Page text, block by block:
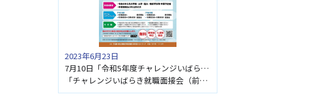
2023年6月23日
7月10日「令和5年度チャレンジいばらき就職面接会（前期）」に参加します
「チャレンジいばらき就職面接会（前期）」 の 7/10（月） 水戸会場 午前の部 に参加します。お気 […]